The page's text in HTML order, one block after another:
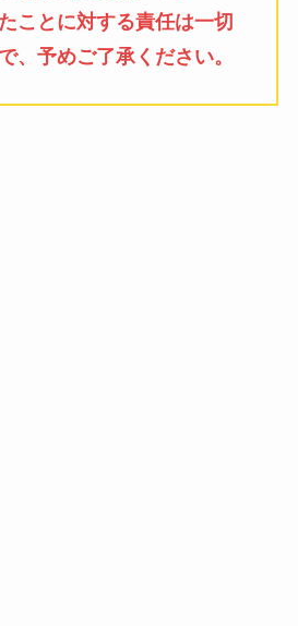
ことに対する責任は一切
、予めご了承ください。